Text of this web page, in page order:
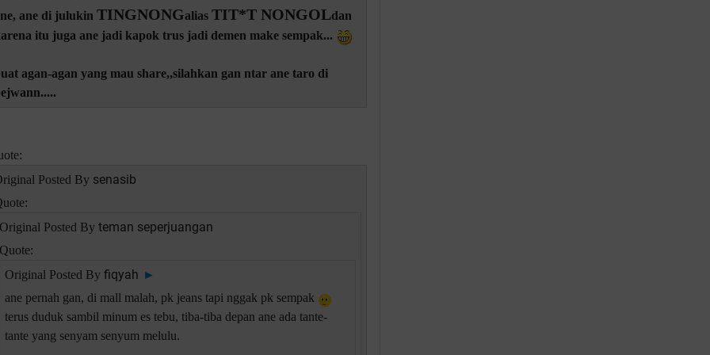
ane di julukin TINGNONGalias TIT*T NONGOLdan
itu juga ane jadi kapok trus jadi demen make sempak...
agan-agan yang mau share,,silahkan gan ntar ane taro di
Posted By senasib
Original Posted By teman seperjuangan
Quote:
Original Posted By fiqyah ►
ane pernah gan, di mall malah, pk jeans tapi nggak pk sempak
terus duduk sambil minum es tebu, tiba-tiba depan ane ada tante-
tante yang senyam senyum melulu.